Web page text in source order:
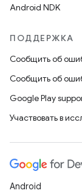
Android NDK
ПОДДЕРЖКА
Сообщить об
Сообщить об
Google Play
Участвовать в
Android